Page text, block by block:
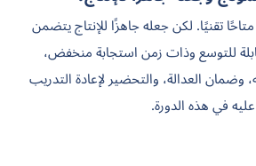
تقنيًا. لكن جعله جاهزًا للإنتاج يتضمن
للتوسع وذات زمن استجابة منخفض،
وضمان العدالة، والتحضير لإعادة التدريب
في هذه الدورة.